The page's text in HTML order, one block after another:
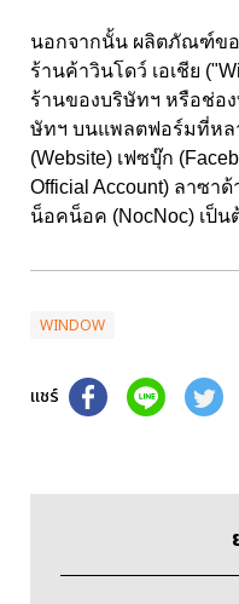
นอกจากนั้น ผลิตภัณฑ์ขอ
ร้านค้าวินโดว์ เอเชีย
ร้านของบริษัทฯ หรือช่อ
ษัทฯ บนแพลตฟอร์มที่หล
(Website) เฟซบุ๊ก
Official Account) ลาซา
น็อคน็อค (NocNoc) เป็น
WINDOW
แชร์